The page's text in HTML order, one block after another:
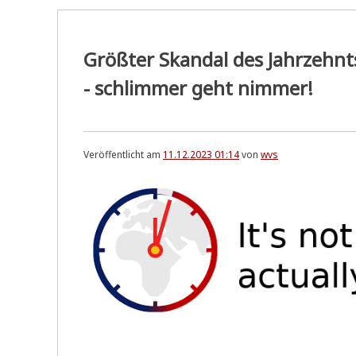
Größter Skandal des
- schlimmer geht nimmer!
Veröffentlicht am 11.12.2023 01:14von wvs